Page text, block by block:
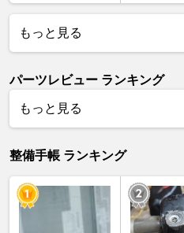
もっと見る
パーツレビュー ランキング
もっと見る
整備手帳 ランキング